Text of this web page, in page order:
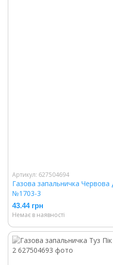
Артикул: 627504694
Газова запальничка
№1703-3
43.44 грн
Немає в наявності